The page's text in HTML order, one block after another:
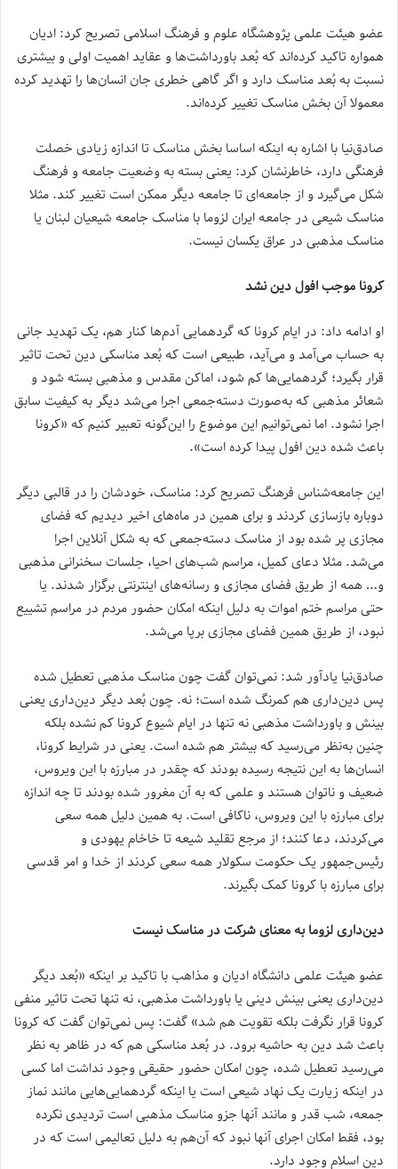
عضو هیئت علمی پژوهشگاه علوم و فرهنگ اسلامی تصریح کرد: ادیان
همواره تاکید کرده‌اند که بُعد باورداشت‌ها و عقاید اهمیت اولی و بیشتری
نسبت به بُعد مناسک دارد و اگر گاهی خطری جان انسان‌ها را تهدید کرده
معمولا آن بخش مناسک تغییر کرده‌اند.
صادق‌نیا با اشاره به اینکه اساسا بخش مناسک تا اندازه زیادی خصلت
فرهنگی دارد، خاطرنشان کرد: یعنی بسته به وضعیت جامعه و فرهنگ
شکل می‌گیرد و از جامعه‌ای تا جامعه دیگر ممکن است تغییر کند. مثلا
مناسک شیعی در جامعه ایران لزوما با مناسک جامعه شیعیان لبنان یا
مناسک مذهبی در عراق یکسان نیست.
کرونا موجب افول دین نشد
او ادامه داد: در ایام کرونا که گردهمایی آدم‌ها کنار هم، یک تهدید جانی
به حساب می‌آمد و می‌آید، طبیعی است که بُعد مناسکی دین تحت تاثیر
قرار بگیرد؛ گردهمایی‌ها کم شود، اماکن مقدس و مذهبی بسته شود و
شعائر مذهبی که به‌صورت دسته‌جمعی اجرا می‌شد دیگر به کیفیت سابق
اجرا نشود. اما نمی‌توانیم این موضوع را این‌گونه تعبیر کنیم که «کرونا
باعث شده دین افول پیدا کرده است».
این جامعه‌شناس فرهنگ تصریح کرد: مناسک، خودشان را در قالبی دیگر
دوباره بازسازی کردند و برای همین در ماه‌های اخیر دیدیم که فضای
مجازی پر شده بود از مناسک دسته‌جمعی که به شکل آنلاین اجرا
می‌شد. مثلا دعای کمیل، مراسم شب‌های احیا، جلسات سخنرانی مذهبی
و… همه از طریق فضای مجازی و رسانه‌های اینترنتی برگزار شدند. یا
حتی مراسم ختم اموات به دلیل اینکه امکان حضور مردم در مراسم تشییع
نبود، ‌از طریق همین فضای مجازی برپا می‌شد.
صادق‌نیا یادآور شد: نمی‌توان گفت چون مناسک مذهبی تعطیل شده
پس دین‌داری هم کمرنگ شده است؛ نه. چون بُعد دیگر دین‌داری یعنی
بینش و باورداشت مذهبی نه تنها در ایام شیوع کرونا کم نشده بلکه
چنین به‌نظر می‌رسید که بیشتر هم شده است. یعنی در شرایط کرونا،
انسان‌ها به این نتیجه رسیده بودند که چقدر در مبارزه با این ویروس،
ضعیف و ناتوان هستند و علمی که به آن مغرور شده بودند تا چه اندازه
برای مبارزه با این ویروس،‌ ناکافی است. به همین دلیل همه سعی
می‌کردند، دعا کنند؛ از مرجع تقلید شیعه تا خاخام یهودی و
رئیس‌جمهور یک حکومت سکولار همه سعی کردند از خدا و امر قدسی
برای مبارزه با کرونا کمک بگیرند.
دین‌داری لزوما به معنای شرکت در مناسک نیست
عضو هیئت علمی دانشگاه ادیان و مذاهب با تاکید بر اینکه «بُعد دیگر
دین‌داری یعنی بینش دینی یا باورداشت مذهبی، نه تنها تحت تاثیر منفی
کرونا قرار نگرفت بلکه تقویت هم شد» گفت: پس نمی‌توان گفت که کرونا
باعث شد دین به حاشیه برود. در بُعد مناسکی هم که در ظاهر به نظر
می‌رسید تعطیل شده، چون امکان حضور حقیقی وجود نداشت اما کسی
در اینکه زیارت یک نهاد شیعی است یا اینکه گردهمایی‌هایی مانند نماز
جمعه، شب قدر و مانند آنها جزو مناسک مذهبی است تردیدی نکرده
بود، فقط امکان اجرای آنها نبود که آن‌هم به دلیل تعالیمی است که در
دین اسلام وجود دارد.